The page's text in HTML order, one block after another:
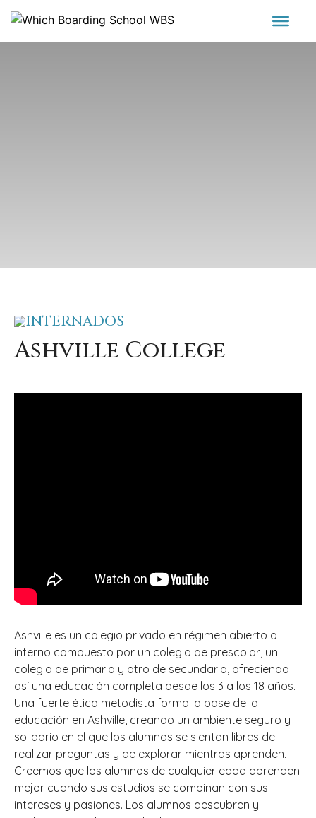
INTERNADOS
Ashville College
Ashville es un colegio privado en régimen abierto o
interno compuesto por un colegio de prescolar, un
colegio de primaria y otro de secundaria, ofreciendo
así una educación completa desde los 3 a los 18 años.
Una fuerte ética metodista forma la base de la
educación en Ashville, creando un ambiente seguro y
solidario en el que los alumnos se sientan libres de
realizar preguntas y de explorar mientras aprenden.
Creemos que los alumnos de cualquier edad aprenden
mejor cuando sus estudios se combinan con sus
intereses y pasiones. Los alumnos descubren y